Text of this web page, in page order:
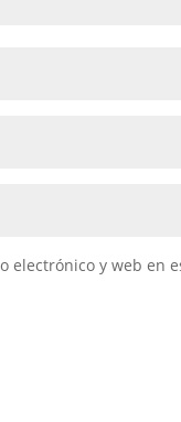
electrónico y web en